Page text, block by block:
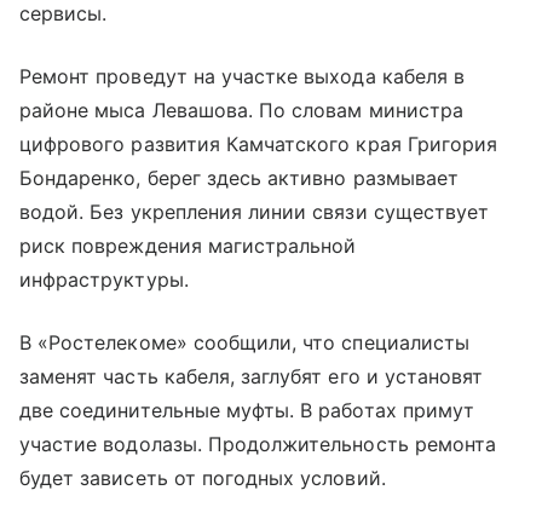
сервисы.
Ремонт проведут на участке выхода кабеля в
районе мыса Левашова. По словам министра
цифрового развития Камчатского края Григория
Бондаренко, берег здесь активно размывает
водой. Без укрепления линии связи существует
риск повреждения магистральной
инфраструктуры.
В «Ростелекоме» сообщили, что специалисты
заменят часть кабеля, заглубят его и установят
две соединительные муфты. В работах примут
участие водолазы. Продолжительность ремонта
будет зависеть от погодных условий.